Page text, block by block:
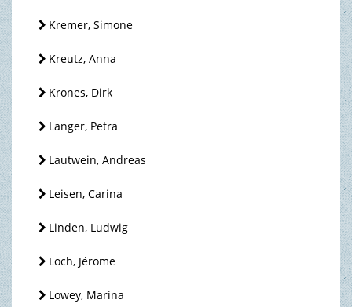
Kremer, Simone
Kreutz, Anna
Krones, Dirk
Langer, Petra
Lautwein, Andreas
Leisen, Carina
Linden, Ludwig
Loch, Jérome
Lowey, Marina